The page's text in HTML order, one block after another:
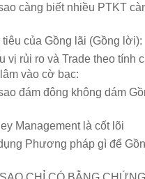
càng biết nhiều PTKT
tiêu của Gồng lãi (Gồng lời):
vị rủi ro và Trade theo tính
vào cờ bạc:
đám đông không dám
Management là cốt lõi
Phương pháp gì để